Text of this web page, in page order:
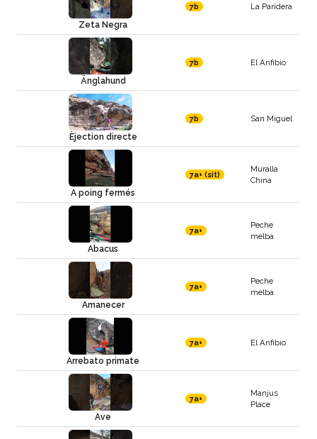
Zeta Negra
7b La Paridera
Änglahund
7b El Anfibio
Èjection directe
7b San Miguel
A poing fermés
7a+ (sit)
Muralla
China
Abacus
7a+
Peche
melba
Amanecer
7a+
Peche
melba
Arrebato primate
7a+ El Anfibio
Ave
7a+
Manjus
Place